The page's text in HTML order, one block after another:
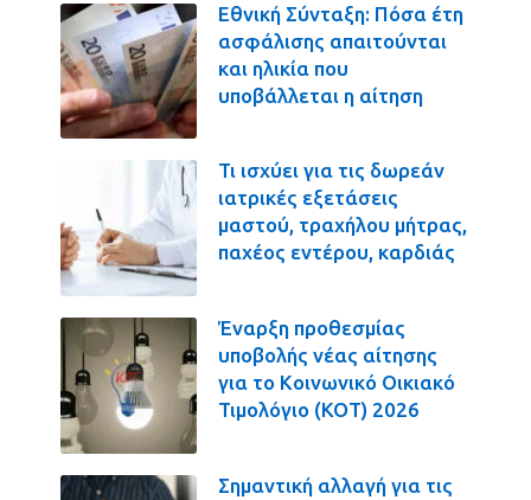
Εθνική Σύνταξη: Πόσα έτη
ασφάλισης απαιτούνται
και ηλικία που
υποβάλλεται η αίτηση
Τι ισχύει για τις δωρεάν
ιατρικές εξετάσεις
μαστού, τραχήλου μήτρας,
παχέος εντέρου, καρδιάς
Έναρξη προθεσμίας
υποβολής νέας αίτησης
για το Κοινωνικό Οικιακό
Τιμολόγιο (ΚΟΤ) 2026
Σημαντική αλλαγή για τις